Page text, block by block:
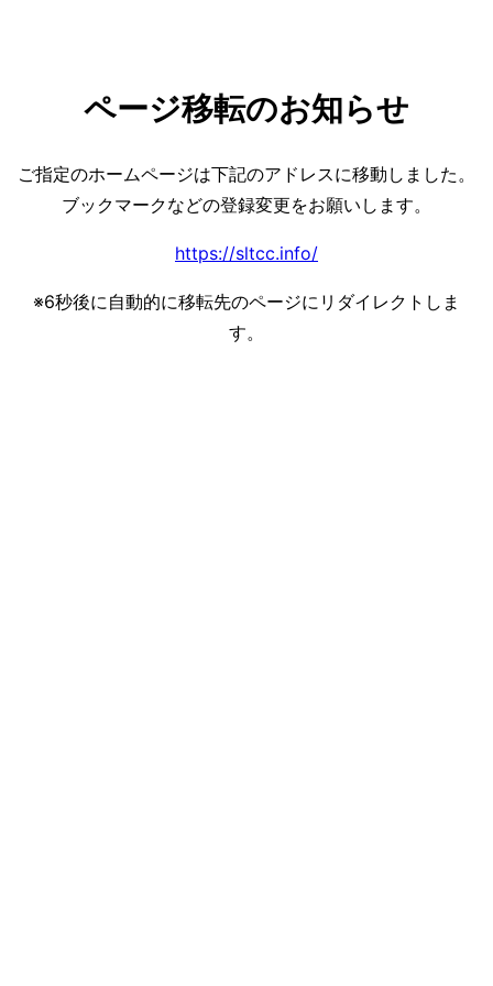
ページ移転のお知らせ
ご指定のホームページは下記のアドレスに移動しました。
ブックマークなどの登録変更をお願いします。
https://sltcc.info/
※6秒後に自動的に移転先のページにリダイレクトしま
す。